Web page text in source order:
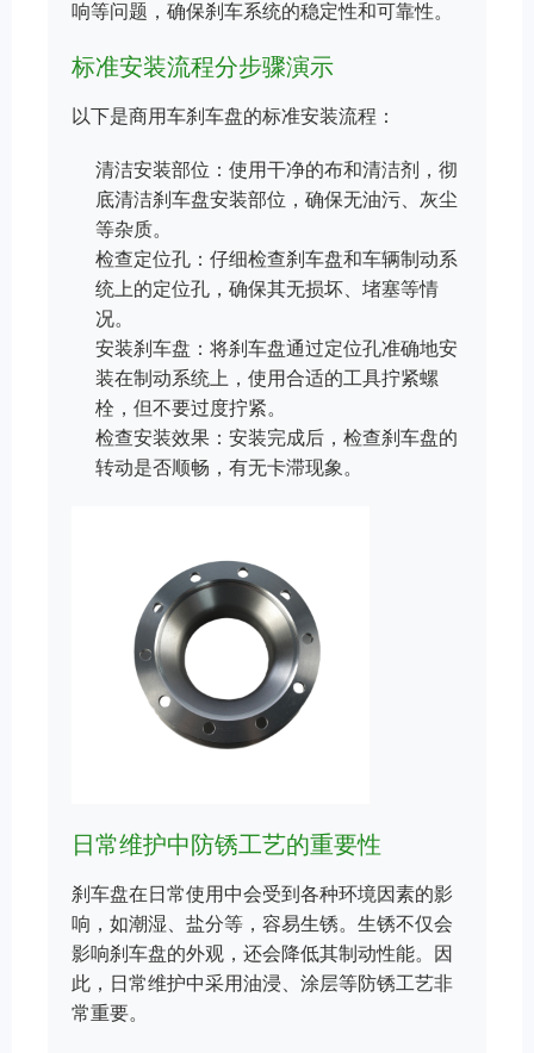
响等问题，确保刹车系统的稳定性和可靠性。
标准安装流程分步骤演示
以下是商用车刹车盘的标准安装流程：
清洁安装部位：使用干净的布和清洁剂，彻
底清洁刹车盘安装部位，确保无油污、灰尘
等杂质。
检查定位孔：仔细检查刹车盘和车辆制动系
统上的定位孔，确保其无损坏、堵塞等情
况。
安装刹车盘：将刹车盘通过定位孔准确地安
装在制动系统上，使用合适的工具拧紧螺
栓，但不要过度拧紧。
检查安装效果：安装完成后，检查刹车盘的
转动是否顺畅，有无卡滞现象。
日常维护中防锈工艺的重要性
刹车盘在日常使用中会受到各种环境因素的影
响，如潮湿、盐分等，容易生锈。生锈不仅会
影响刹车盘的外观，还会降低其制动性能。因
此，日常维护中采用油浸、涂层等防锈工艺非
常重要。